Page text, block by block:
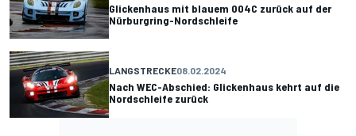
Glickenhaus mit blauem 004C zurück auf der
Nürburgring-Nordschleife
LANGSTRECKE08.02.2024
Nach WEC-Abschied: Glickenhaus kehrt auf die
Nordschleife zurück